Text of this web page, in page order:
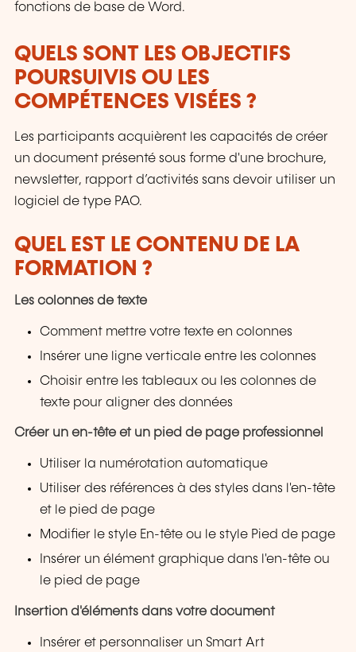
fonctions de base de Word.
QUELS SONT LES OBJECTIFS
POURSUIVIS OU LES
COMPÉTENCES VISÉES ?
Les participants acquièrent les capacités de créer
un document présenté sous forme d'une brochure,
newsletter, rapport d’activités sans devoir utiliser un
logiciel de type PAO.
QUEL EST LE CONTENU DE LA
FORMATION ?
Les colonnes de texte
Comment mettre votre texte en colonnes
Insérer une ligne verticale entre les colonnes
Choisir entre les tableaux ou les colonnes de
texte pour aligner des données
Créer un en-tête et un pied de page professionnel
Utiliser la numérotation automatique
Utiliser des références à des styles dans l'en-tête
et le pied de page
Modifier le style En-tête ou le style Pied de page
Insérer un élément graphique dans l'en-tête ou
le pied de page
Insertion d'éléments dans votre document
Insérer et personnaliser un Smart Art